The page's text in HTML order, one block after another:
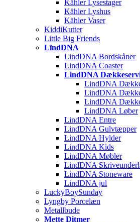
Kähler Lysestager
Kähler Lyshus
Kähler Vaser
KiddiKutter
Little Big Friends
LïndDNA
LindDNA Bordskåner
LindDNA Coaster
LindDNA
LindDNA
LindDNA
LindDNA
LindDNA Løber
LindDNA Entre
LindDNA Gulvtæpper
LindDNA Hylder
LindDNA Kids
LindDNA Møbler
LindDNA
LindDNA Stoneware
LindDNA jul
LuckyBoySunday
Lyngby Porcelæn
Metallbude
Mette Ditmer